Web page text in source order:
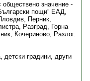
значение -
пощи” ЕАД,
Перник,
Разград, Горна
Кочериново, Разлог.
градини, други